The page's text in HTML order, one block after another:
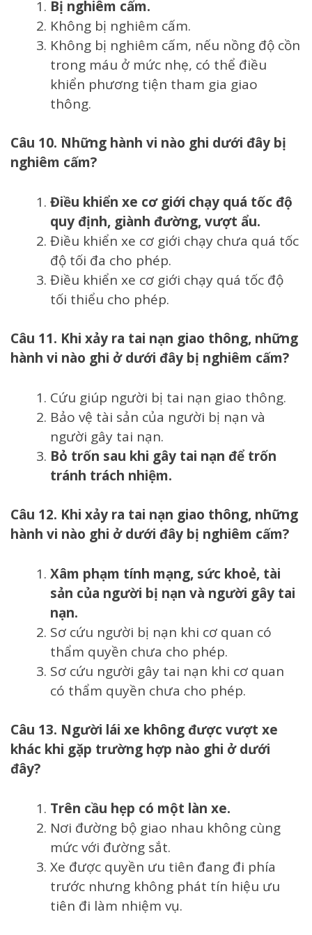
Bị nghiêm cấm.
Không bị nghiêm cấm.
Không bị nghiêm cấm, nếu nồng độ cồn
trong máu ở mức nhẹ, có thể điều
khiển phương tiện tham gia giao
thông.
Câu 10. Những hành vi nào ghi dưới đây bị
nghiêm cấm?
Điều khiển xe cơ giới chạy quá tốc độ
quy định, giành đường, vượt ẩu.
Điều khiển xe cơ giới chạy chưa quá tốc
độ tối đa cho phép.
Điều khiển xe cơ giới chạy quá tốc độ
tối thiểu cho phép.
Câu 11. Khi xảy ra tai nạn giao thông, những
hành vi nào ghi ở dưới đây bị nghiêm cấm?
Cứu giúp người bị tai nạn giao thông.
Bảo vệ tài sản của người bị nạn và
người gây tai nạn.
Bỏ trốn sau khi gây tai nạn để trốn
tránh trách nhiệm.
Câu 12. Khi xảy ra tai nạn giao thông, những
hành vi nào ghi ở dưới đây bị nghiêm cấm?
Xâm phạm tính mạng, sức khoẻ, tài
sản của người bị nạn và người gây tai
nạn.
Sơ cứu người bị nạn khi cơ quan có
thẩm quyền chưa cho phép.
Sơ cứu người gây tai nạn khi cơ quan
có thẩm quyền chưa cho phép.
Câu 13. Người lái xe không được vượt xe
khác khi gặp trường hợp nào ghi ở dưới
đây?
Trên cầu hẹp có một làn xe.
Nơi đường bộ giao nhau không cùng
mức với đường sắt.
Xe được quyền ưu tiên đang đi phía
trước nhưng không phát tín hiệu ưu
tiên đi làm nhiệm vụ.